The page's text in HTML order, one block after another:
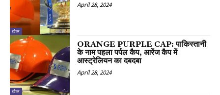
खेल
April 28, 2024
खेल
ORANGE PURPLE CAP: पाकिस्तानी
के नाम पहला पर्पल कैप, आरेंज कैप में
आस्ट्रेलियन का दबदबा
April 28, 2024